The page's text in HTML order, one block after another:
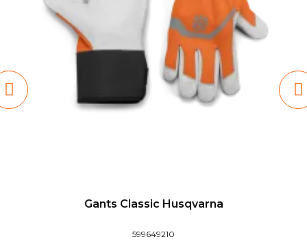
Gants Classic Husqvarna
599649210